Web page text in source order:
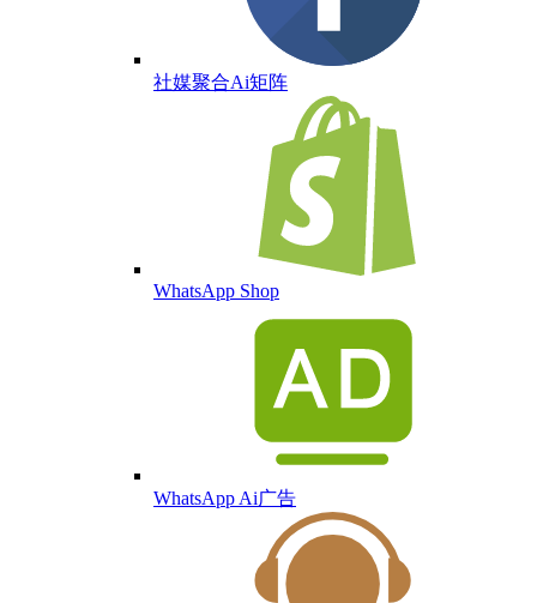
社媒聚合Ai矩阵
WhatsApp Shop
WhatsApp Ai广告